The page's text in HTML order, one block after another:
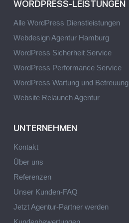
WORDPRESS-LEISTUNGEN
Alle WordPress Dienstleistungen
Webdesign Agentur Hamburg
WordPress Sicherheit Service
WordPress Performance Service
WordPress Wartung und Betreuung
Website Relaunch Agentur
UNTERNEHMEN
Kontakt
Über uns
Referenzen
Unser Kunden-FAQ
Jetzt Agentur-Partner werden